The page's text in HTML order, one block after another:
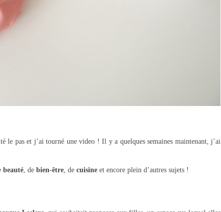
le pas et j’ai tourné une video ! Il y a quelques semaines maintenant, j’ai
beauté, de bien-être, de cuisine et encore plein d’autres sujets !